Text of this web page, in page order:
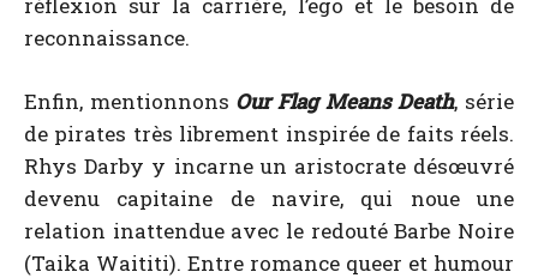
reconnaissance.
Enfin, mentionnons Our Flag Means Death, série
de pirates très librement inspirée de faits réels.
Rhys Darby y incarne un aristocrate désœuvré
devenu capitaine de navire, qui noue une
relation inattendue avec le redouté Barbe Noire
(Taika Waititi). Entre romance queer et humour